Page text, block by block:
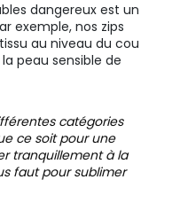
dangereux est un
exemple, nos zips
au niveau du cou
peau sensible de
catégories
ce soit pour une
tranquillement à la
faut pour sublimer